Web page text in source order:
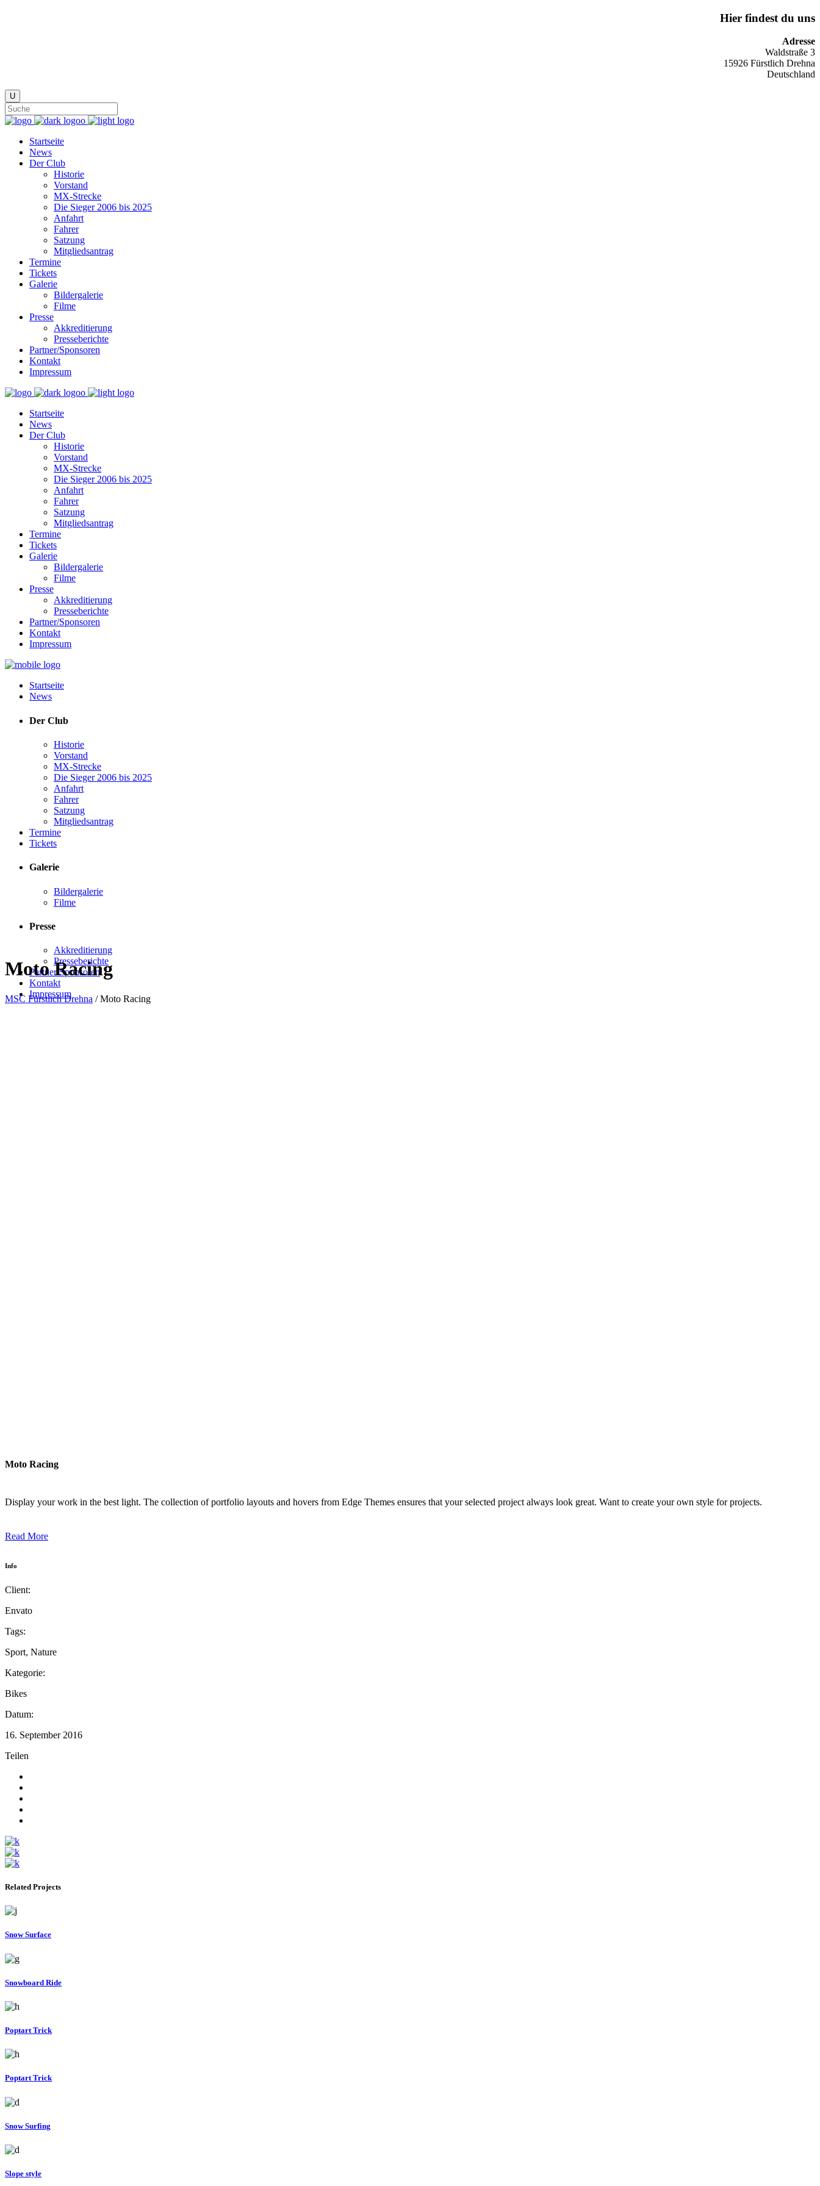
Hier findest du uns
Adresse
Waldstraße 3
15926 Fürstlich Drehna
Deutschland
Startseite
News
Der Club
Historie
Vorstand
MX-Strecke
Die Sieger 2006 bis 2025
Anfahrt
Fahrer
Satzung
Mitgliedsantrag
Termine
Tickets
Galerie
Bildergalerie
Filme
Presse
Akkreditierung
Presseberichte
Partner/Sponsoren
Kontakt
Impressum
Startseite
News
Der Club
Historie
Vorstand
MX-Strecke
Die Sieger 2006 bis 2025
Anfahrt
Fahrer
Satzung
Mitgliedsantrag
Termine
Tickets
Galerie
Bildergalerie
Filme
Presse
Akkreditierung
Presseberichte
Partner/Sponsoren
Kontakt
Impressum
Startseite
News
Der Club
Historie
Vorstand
MX-Strecke
Die Sieger 2006 bis 2025
Anfahrt
Fahrer
Satzung
Mitgliedsantrag
Termine
Tickets
Galerie
Bildergalerie
Filme
Presse
Akkreditierung
Presseberichte
Partner/Sponsoren
Kontakt
Impressum
Moto Racing
MSC Fürstlich Drehna /Moto Racing
Moto Racing
Display your work in the best light. The collection of portfolio layouts and hovers from Edge Themes ensures that your selected project always look great. Want to create your own style for projects.
Read More
Info
Client:
Envato
Tags:
Sport, Nature
Kategorie:
Bikes
Datum:
16. September 2016
Teilen
Related Projects
Snow Surface
Snowboard Ride
Poptart Trick
Poptart Trick
Snow Surfing
Slope style